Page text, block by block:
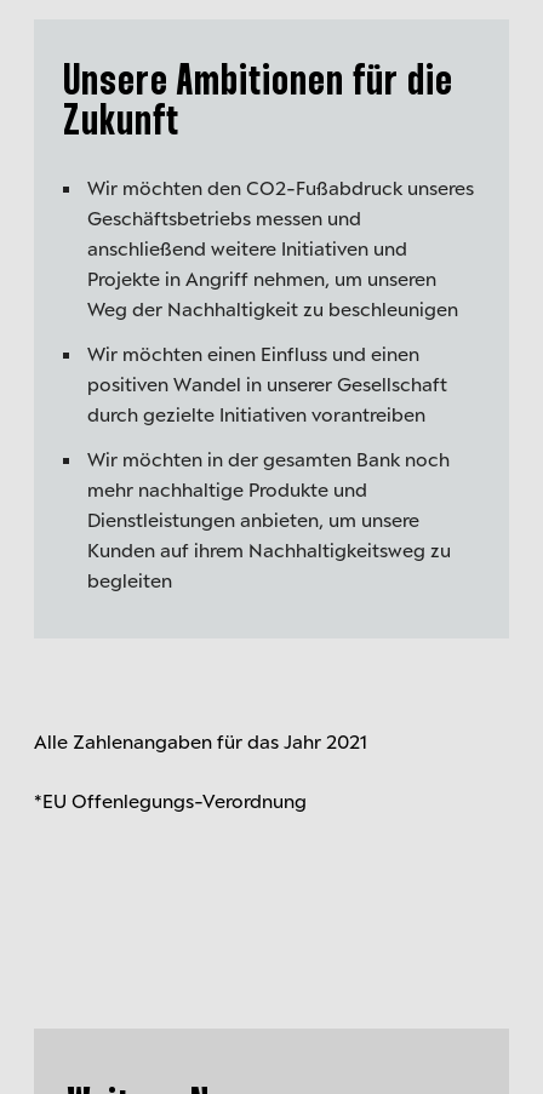
Unsere Ambitionen für die
Zukunft
Wir möchten den CO2-Fußabdruck unseres
Geschäftsbetriebs messen und
anschließend weitere Initiativen und
Projekte in Angriff nehmen, um unseren
Weg der Nachhaltigkeit zu beschleunigen
Wir möchten einen Einfluss und einen
positiven Wandel in unserer Gesellschaft
durch gezielte Initiativen vorantreiben
Wir möchten in der gesamten Bank noch
mehr nachhaltige Produkte und
Dienstleistungen anbieten, um unsere
Kunden auf ihrem Nachhaltigkeitsweg zu
begleiten
Alle Zahlenangaben für das Jahr 2021
*EU Offenlegungs-Verordnung